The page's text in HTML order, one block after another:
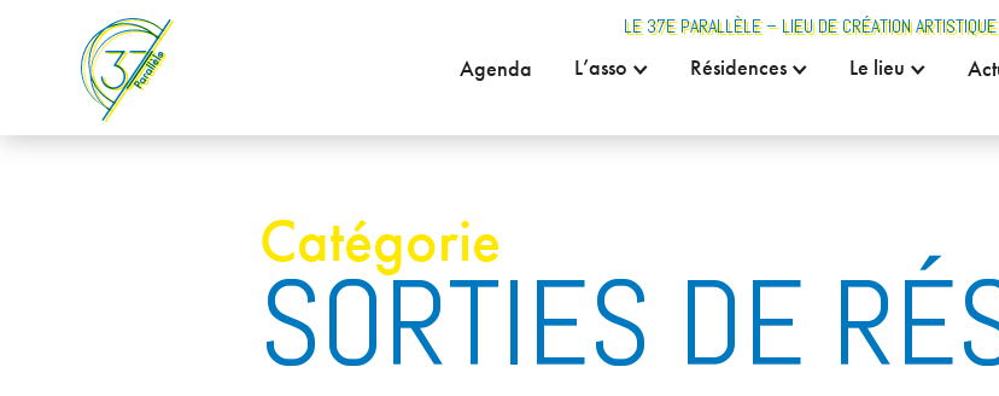
LE 37E PARALLÈLE – LIEU DE CRÉATION ARTISTIQUE
Agenda L’asso Résidences Le lieu
Catégorie
SORTIES DE